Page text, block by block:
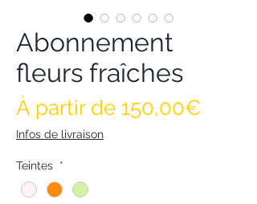
Abonnement
fleurs fraîches
À partir de 150,00€
Infos de livraison
Teintes *